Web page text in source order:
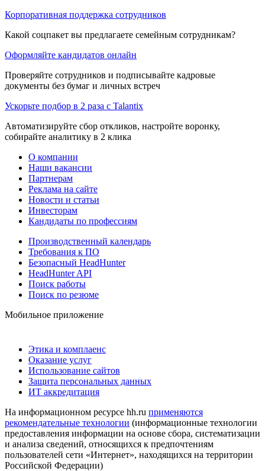
Корпоративная поддержка сотрудников
Какой соцпакет вы предлагаете семейным сотрудникам?
Оформляйте кандидатов онлайн
Проверяйте сотрудников и подписывайте кадровые
документы без бумаг и личных встреч
Ускорьте подбор в 2 раза с Talantix
Автоматизируйте сбор откликов, настройте воронку,
собирайте аналитику в 2 клика
О компании
Наши вакансии
Партнерам
Реклама на сайте
Новости и статьи
Инвесторам
Кандидаты по профессиям
Производственный календарь
Требования к ПО
Безопасный HeadHunter
HeadHunter API
Поиск работы
Поиск по резюме
Мобильное приложение
Этика и комплаенс
Оказание услуг
Использование сайтов
Защита персональных данных
ИТ аккредитация
На информационном ресурсе hh.ru применяются
рекомендательные технологии (информационные технологии
предоставления информации на основе сбора, систематизации
и анализа сведений, относящихся к предпочтениям
пользователей сети «Интернет», находящихся на территории
Российской Федерации)